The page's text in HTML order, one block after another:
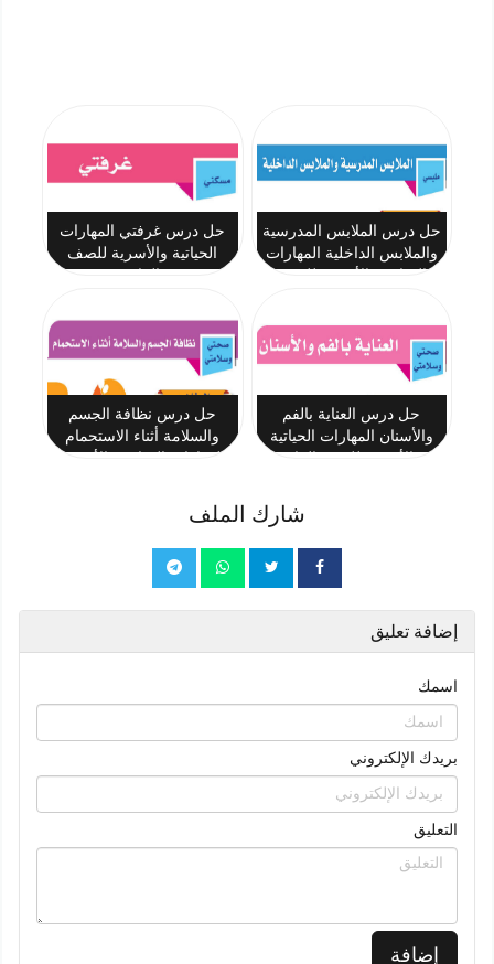
حل درس الملابس المدرسية
والملابس الداخلية المهارات
حل درس غرفتي المهارات
الحياتية والأسرية للصف
حل درس العناية بالفم
والأسنان المهارات الحياتية
حل درس نظافة الجسم
والسلامة أثناء الاستحمام
شارك الملف
إضافة تعليق
اسمك
بريدك الإلكتروني
التعليق
إضافة